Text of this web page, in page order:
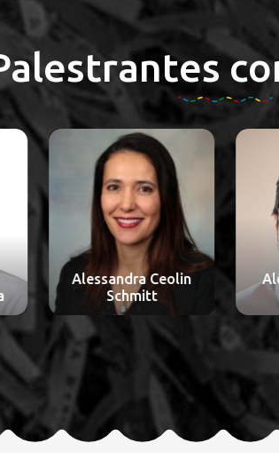
Alessandra Ceolin
Schmitt